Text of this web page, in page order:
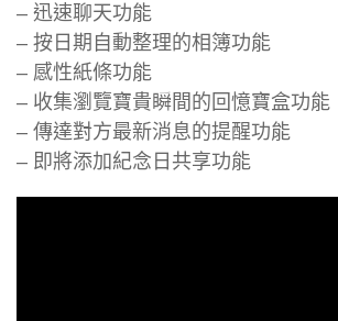
– 迅速聊天功能
– 按日期自動整理的相簿功能
– 感性紙條功能
– 收集瀏覽寶貴瞬間的回憶寶盒功能
– 傳達對方最新消息的提醒功能
– 即將添加紀念日共享功能